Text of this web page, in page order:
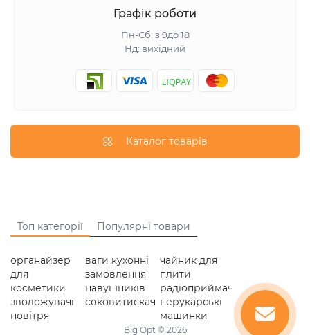
Графік роботи
Пн-Сб: з 9до 18
Нд: вихідний
Каталог товарів
Топ категорії Популярні товари
органайзер
для
косметики
зволожувачі
повітря
ваги кухонні
замовлення
навушників
соковитискач
чайник для
плити
радіоприймач
перукарські
машинки
Big Opt © 2026